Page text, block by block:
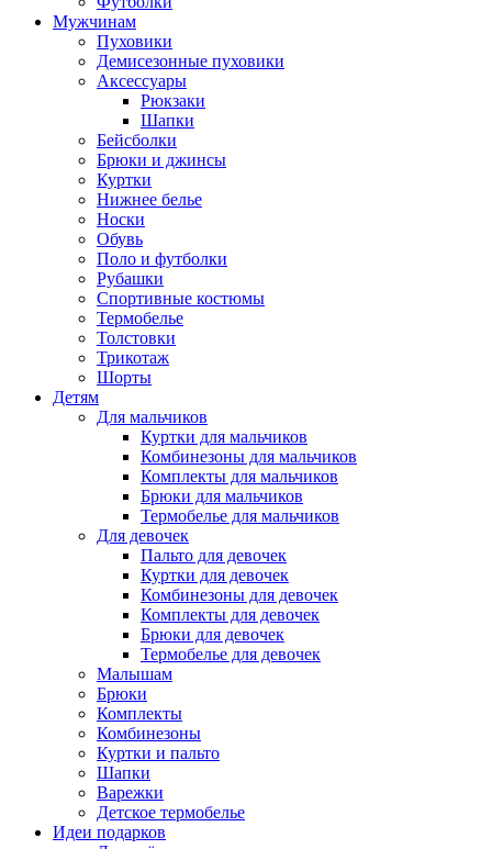
Мужчинам
Пуховики
Демисезонные пуховики
Аксессуары
Рюкзаки
Шапки
Бейсболки
Брюки и джинсы
Куртки
Нижнее белье
Носки
Обувь
Поло и футболки
Рубашки
Спортивные костюмы
Термобелье
Толстовки
Трикотаж
Шорты
Детям
Для мальчиков
Куртки для мальчиков
Комбинезоны для мальчиков
Комплекты для мальчиков
Брюки для мальчиков
Термобелье для мальчиков
Для девочек
Пальто для девочек
Куртки для девочек
Комбинезоны для девочек
Комплекты для девочек
Брюки для девочек
Термобелье для девочек
Малышам
Брюки
Комплекты
Комбинезоны
Куртки и пальто
Шапки
Варежки
Детское термобелье
Идеи подарков